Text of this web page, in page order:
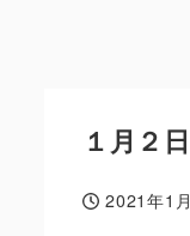
１月２
投稿日
2021年1